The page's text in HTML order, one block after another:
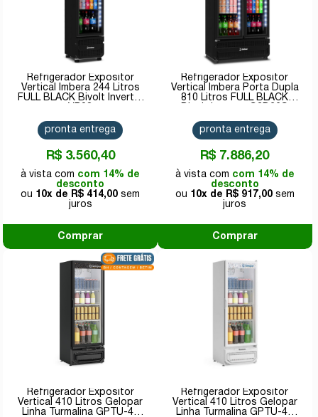
Refrigerador Expositor
Vertical Imbera 244 Litros
FULL BLACK Bivolt Inverter
R$ 3.560,40
com 14% de
desconto
10x de
R$ 414,00
pronta entrega
Comprar
Refrigerador Expositor
Vertical Imbera Porta Dupla
810 Litros FULL BLACK
R$ 7.886,20
com 14% de
desconto
10x de
R$ 917,00
pronta entrega
Comprar
Refrigerador Expositor
Vertical 410 Litros Gelopar
Linha Turmalina GPTU-40
Refrigerador Expositor
Vertical 410 Litros Gelopar
Linha Turmalina GPTU-40